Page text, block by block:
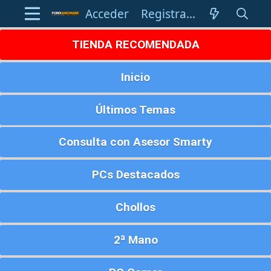
Acceder Registrarse
TIENDA RECOMENDADA
Inicio
Últimos Temas
Consulta con Asesor Smarty
PCs Destacados
Chollos
2ª Mano